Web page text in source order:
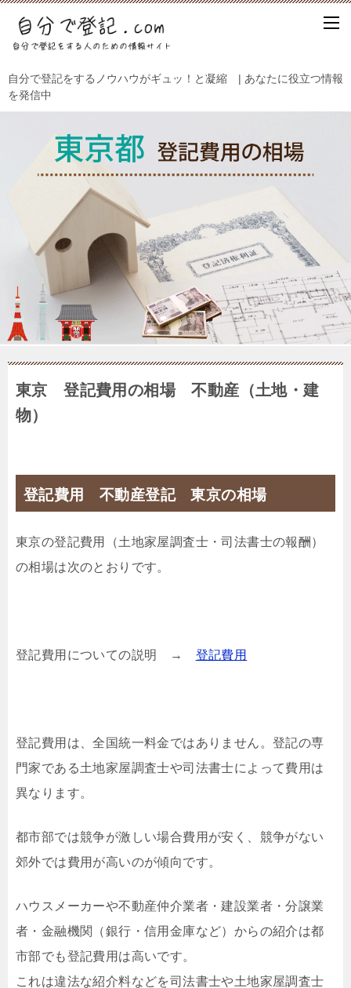
自分で登記をするノウハウがギュッ！と凝縮 | あなたに役立つ情報
を発信中
東京 登記費用の相場 不動産（土地・建
物）
登記費用 不動産登記 東京の相場
東京の登記費用（土地家屋調査士・司法書士の報酬）
の相場は次のとおりです。
登記費用についての説明 → 登記費用
登記費用は、全国統一料金ではありません。登記の専
門家である土地家屋調査士や司法書士によって費用は
異なります。
都市部では競争が激しい場合費用が安く、競争がない
郊外では費用が高いのが傾向です。
ハウスメーカーや不動産仲介業者・建設業者・分譲業
者・金融機関（銀行・信用金庫など）からの紹介は都
市部でも登記費用は高いです。
これは違法な紹介料などを司法書士や土地家屋調査士